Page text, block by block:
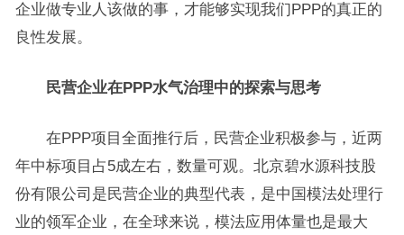
企业做专业人该做的事，才能够实现我们PPP的真正的
良性发展。
民营企业在PPP水气治理中的探索与思考
在PPP项目全面推行后，民营企业积极参与，近两
年中标项目占5成左右，数量可观。北京碧水源科技股
份有限公司是民营企业的典型代表，是中国模法处理行
业的领军企业，在全球来说，模法应用体量也是最大